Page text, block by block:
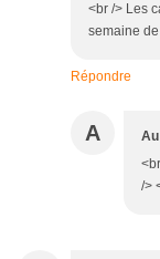
<br /> Les
semaine
Répondre
A
/>